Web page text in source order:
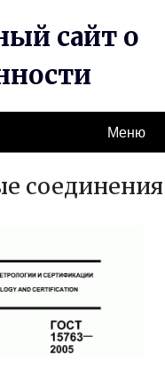
сайт о
Меню
соединения